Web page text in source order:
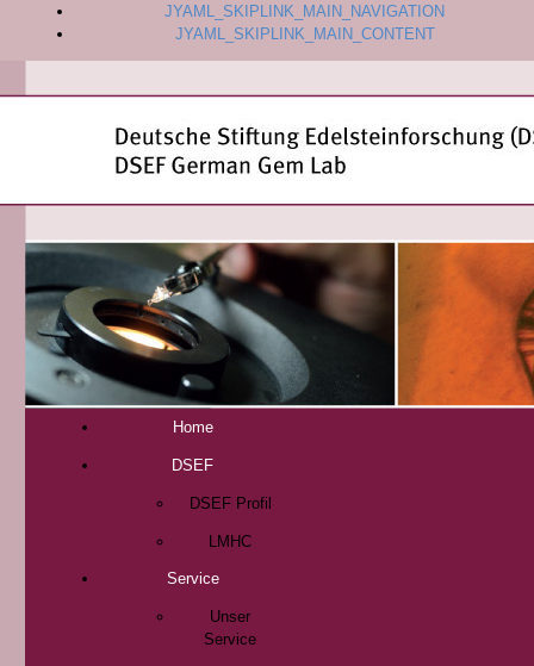
JYAML_SKIPLINK_MAIN_NAVIGATION
JYAML_SKIPLINK_MAIN_CONTENT
Home
DSEF
DSEF Profil
LMHC
Service
Unser
Service